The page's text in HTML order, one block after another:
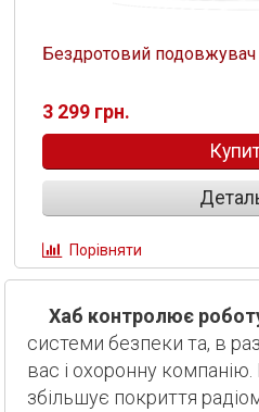
Бездротовий подовжувач
3 299 грн.
Порівняти
Хаб контролює
системи безпеки та, в
вас і охоронну
збільшує покриття